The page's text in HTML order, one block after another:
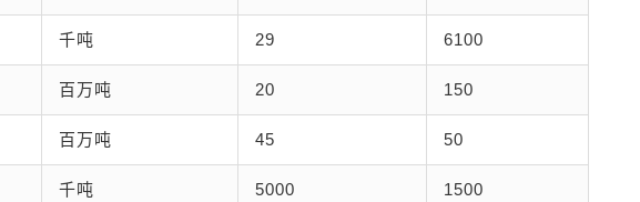
千吨 29 6100
百万吨 20 150
百万吨 45 50
千吨 5000 1500